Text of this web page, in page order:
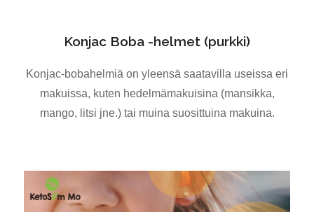
Konjac Boba -helmet (purkki)
Konjac-bobahelmiä on yleensä saatavilla useissa eri
makuissa, kuten hedelmämakuisina (mansikka,
mango, litsi jne.) tai muina suosittuina makuina.